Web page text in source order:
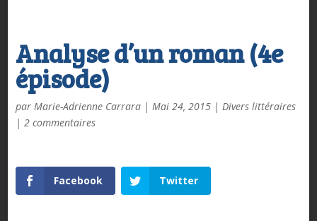
Analyse d’un roman (4e
épisode)
par Marie-Adrienne Carrara| Mai 24, 2015| Divers littéraires
| 2 commentaires
Facebook Twitter